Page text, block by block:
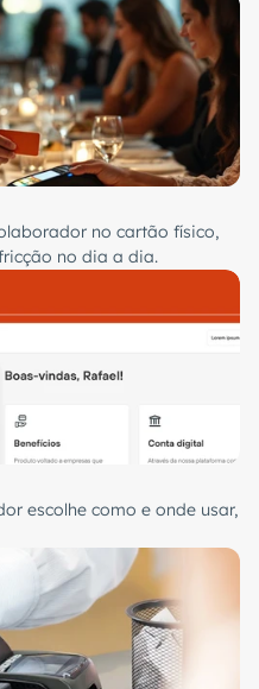
no cartão físico,
no dia a dia.
escolhe como e onde usar,